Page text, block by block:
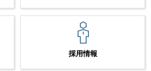
採用情報